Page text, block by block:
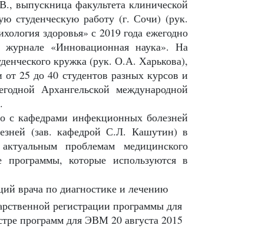
выпускница факультета клинической
студенческую работу (г. Сочи) (рук.
здоровья» с 2019 года ежегодно
«Инновационная наука». На
кружка (рук. О.А. Харькова),
от 25 до 40 студентов разных курсов и
Архангельской международной
кафедрами инфекционных болезней
(зав. кафедрой С.Л. Кашутин) в
проблемам медицинского
программы, которые используются в
врача по диагностике и лечению
регистрации программы для
программ для ЭВМ 20 августа 2015